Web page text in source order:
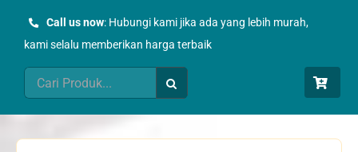
Call us now: Hubungi kami jika ada yang lebih murah,
kami selalu memberikan harga terbaik
Search
for: